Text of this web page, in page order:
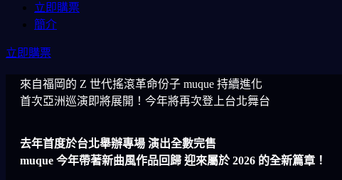
立即購票
簡介
立即購票
來自福岡的 Z 世代搖滾革命份子 muque 持續進化
首次亞洲巡演即將展開！今年將再次登上台北舞台
去年首度於台北舉辦專場 演出全數完售
muque 今年帶著新曲風作品回歸 迎來屬於 2026 的全新篇章！